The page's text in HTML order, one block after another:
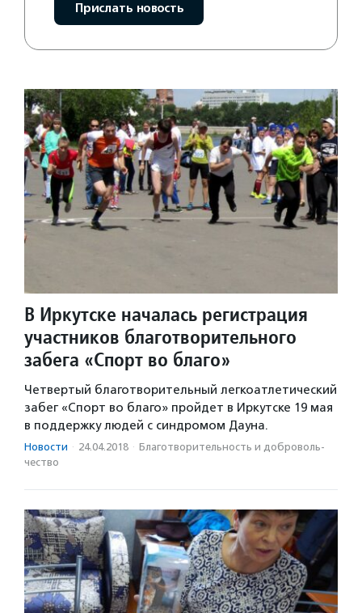
Прислать новость
В Иркутске началась регистрация
участников благотворительного
забега «Спорт во благо»
Четвертый благотворительный легкоатлетический
забег «Спорт во благо» пройдет в Иркутске 19 мая
в поддержку людей с синдромом Дауна.
Новости · 24.04.2018 · Благотвори­тель­ность и доброволь­
чест­во